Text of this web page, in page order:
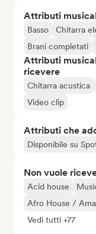
Attributi
Basso Chitarra
Brani completati
Attributi
ricevere
Chitarra acustica
Video clip
Attributi che
Disponibile su
Non vuole
Acid house
Afro House /
Vedi tutti +77